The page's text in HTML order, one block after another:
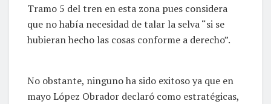
Tramo 5 del tren en esta zona pues considera
que no había necesidad de talar la selva “si se
hubieran hecho las cosas conforme a derecho”.
No obstante, ninguno ha sido exitoso ya que en
mayo López Obrador declaró como estratégicas,